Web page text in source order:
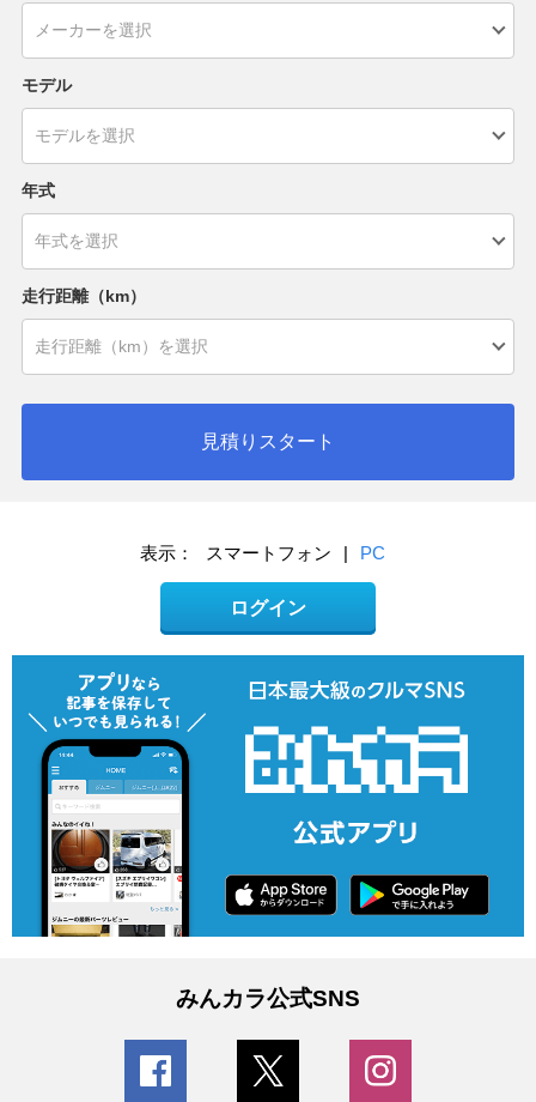
モデル
年式
走行距離（km）
見積りスタート
表示： スマートフォン | PC
ログイン
みんカラ公式SNS